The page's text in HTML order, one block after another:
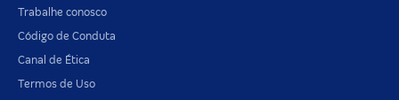
Trabalhe conosco
Código de Conduta
Canal de Ética
Termos de Uso